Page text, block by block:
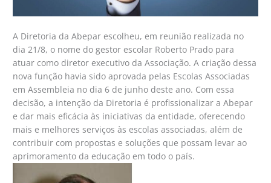
A Diretoria da Abepar escolheu, em reunião realizada no
dia 21/8, o nome do gestor escolar Roberto Prado para
atuar como diretor executivo da Associação. A criação dessa
nova função havia sido aprovada pelas Escolas Associadas
em Assembleia no dia 6 de junho deste ano. Com essa
decisão, a intenção da Diretoria é profissionalizar a Abepar
e dar mais eficácia às iniciativas da entidade, oferecendo
mais e melhores serviços às escolas associadas, além de
contribuir com propostas e soluções que possam levar ao
aprimoramento da educação em todo o país.